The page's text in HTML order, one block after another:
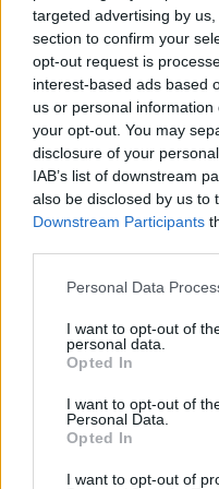
targeted advertising by
section to confirm your
opt-out request is
interest-based ads based
us or personal
your opt-out. You may
disclosure of your
IAB’s list of downstream
also be disclosed by us to
Downstream Participants
Personal Data
I want to opt-out of
personal data.
Opted In
I want to opt-out of
Personal Data.
Opted In
I want to opt-out of
Во Иран, Трамп
тој параван го нема.
најтешкиот